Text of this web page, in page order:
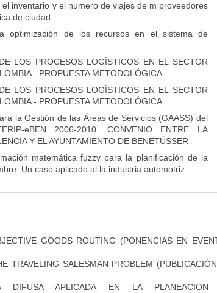
inventario y el numero de viajes de m proveedores
de ciudad.
optimización de los recursos en el sistema de
LOS PROCESOS LOGÍSTICOS EN EL SECTOR
- PROPUESTA METODOLÓGICA.
LOS PROCESOS LOGÍSTICOS EN EL SECTOR
- PROPUESTA METODOLÓGICA.
la Gestión de las Áreas de Servicios (GAASS) del
eBEN 2006-2010. CONVENIO ENTRE LA
Y EL AYUNTAMIENTO DE BENETÚSSER
matemática fuzzy para la planificación de la
Un caso aplicado al la industria automotriz.
GOODS ROUTING (PONENCIAS EN
TRAVELING SALESMAN PROBLEM
DIFUSA APLICADA EN LA PLANEACION